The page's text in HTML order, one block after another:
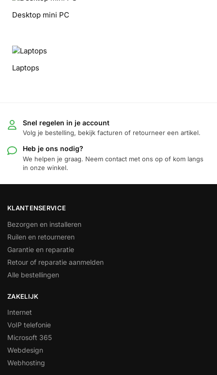
Desktop mini PC
Laptops
Snel regelen in je account
Volg je bestelling, bekijk facturen of retourneer een artikel.
Heb je ons nodig?
We helpen je graag. Neem contact met ons op of kom langs
in onze winkel.
KLANTENSERVICE
Bezorgen en installeren
Ruilen en retourneren
Garantie en reparatie
Retour of reparatie aanmelden
Alle bestellingen
ZAKELIJK
Internet
VoIP telefonie
Microsoft 365
Webdesign
Webhosting